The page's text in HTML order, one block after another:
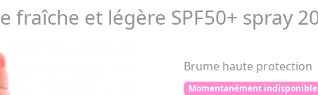
fraîche et légère SPF50+ spray
Brume haute protection
Momentanément indisponible